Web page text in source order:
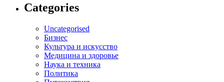
Categories
Uncategorised
Бизнес
Культура и искусство
Медицина и здоровье
Наука и техника
Политика